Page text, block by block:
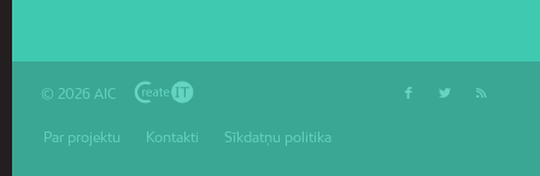
© 2026 AIC
Par projektu Kontakti Sīkdatņu politika